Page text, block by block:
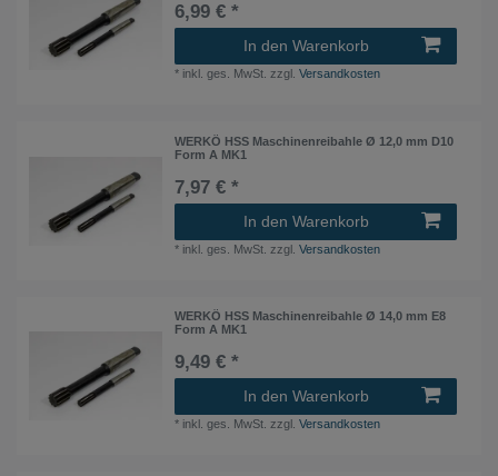
6,99 € *
In den Warenkorb
* inkl. ges. MwSt. zzgl.Versandkosten
WERKÖ HSS Maschinenreibahle Ø 12,0 mm D10
Form A MK1
7,97 € *
In den Warenkorb
* inkl. ges. MwSt. zzgl.Versandkosten
WERKÖ HSS Maschinenreibahle Ø 14,0 mm E8
Form A MK1
9,49 € *
In den Warenkorb
* inkl. ges. MwSt. zzgl.Versandkosten